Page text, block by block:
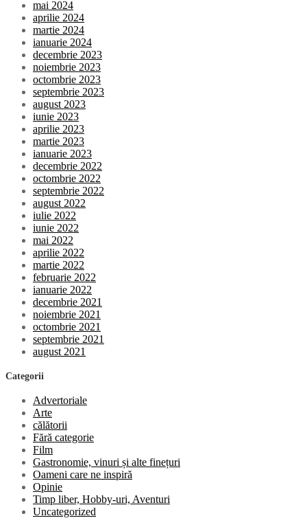
mai 2024
aprilie 2024
martie 2024
ianuarie 2024
decembrie 2023
noiembrie 2023
octombrie 2023
septembrie 2023
august 2023
iunie 2023
aprilie 2023
martie 2023
ianuarie 2023
decembrie 2022
octombrie 2022
septembrie 2022
august 2022
iulie 2022
iunie 2022
mai 2022
aprilie 2022
martie 2022
februarie 2022
ianuarie 2022
decembrie 2021
noiembrie 2021
octombrie 2021
septembrie 2021
august 2021
Categorii
Advertoriale
Arte
călătorii
Fără categorie
Film
Gastronomie, vinuri și alte finețuri
Oameni care ne inspiră
Opinie
Timp liber, Hobby-uri, Aventuri
Uncategorized